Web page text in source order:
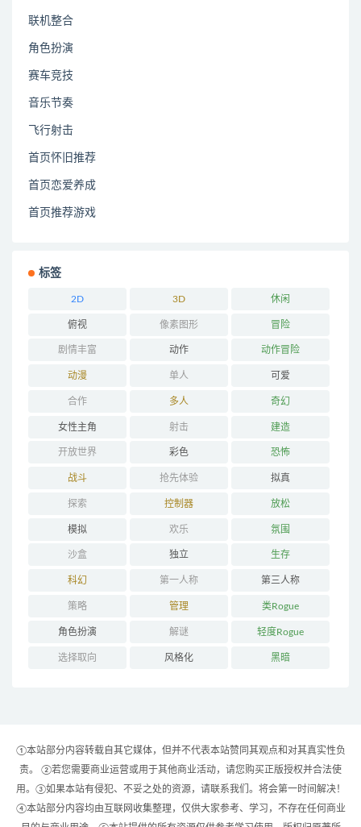
联机整合
角色扮演
赛车竞技
音乐节奏
飞行射击
首页怀旧推荐
首页恋爱养成
首页推荐游戏
标签
2D 3D 休闲
俯视 像素图形 冒险
剧情丰富 动作 动作冒险
动漫 单人 可爱
合作 多人 奇幻
女性主角 射击 建造
开放世界 彩色 恐怖
战斗 抢先体验 拟真
探索 控制器 放松
模拟 欢乐 氛围
沙盒 独立 生存
科幻 第一人称 第三人称
策略 管理 类Rogue
角色扮演 解谜 轻度Rogue
选择取向 风格化 黑暗
①本站部分内容转载自其它媒体，但并不代表本站赞同其观点和对其真实性负
责。 ②若您需要商业运营或用于其他商业活动，请您购买正版授权并合法使
用。③如果本站有侵犯、不妥之处的资源，请联系我们。将会第一时间解决！
④本站部分内容均由互联网收集整理，仅供大家参考、学习，不存在任何商业